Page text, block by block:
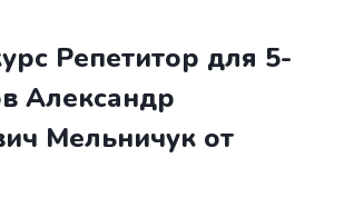
Репетитор для 5-
Александр
Мельничук от